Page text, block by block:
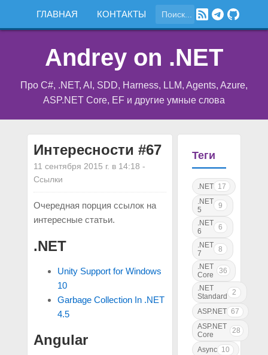
ГЛАВНАЯ КОНТАКТЫ
Andrey on .NET
Про C#, .NET, AI, SDD, Harness, LLM, Agents, Azure,
ASP.NET Core, EF и другие умные слова
Интересности #67
11 сентября 2015 г. в 14:18 -
Ссылки
Очередная порция ссылок на
интересные статьи.
.NET
Unity Support for Windows
10
Garbage Collection In .NET
4.5
Angular
Теги
.NET 17
.NET
5
9
.NET
6
6
.NET
7
8
.NET
Core
36
.NET
Standard
2
ASP.NET 67
ASP.NET
Core
28
Async 10